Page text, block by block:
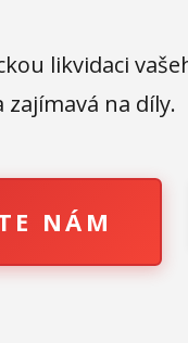
likvidaci
na díly.
NÁM